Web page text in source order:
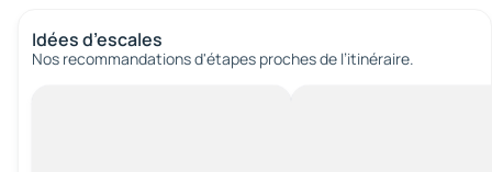
Idées d’escales
Nos recommandations d'étapes proches de l’itinéraire.